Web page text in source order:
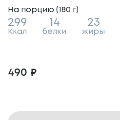
На порцию (180 г)
299
Ккал
14
белки
23
жиры
490 ₽